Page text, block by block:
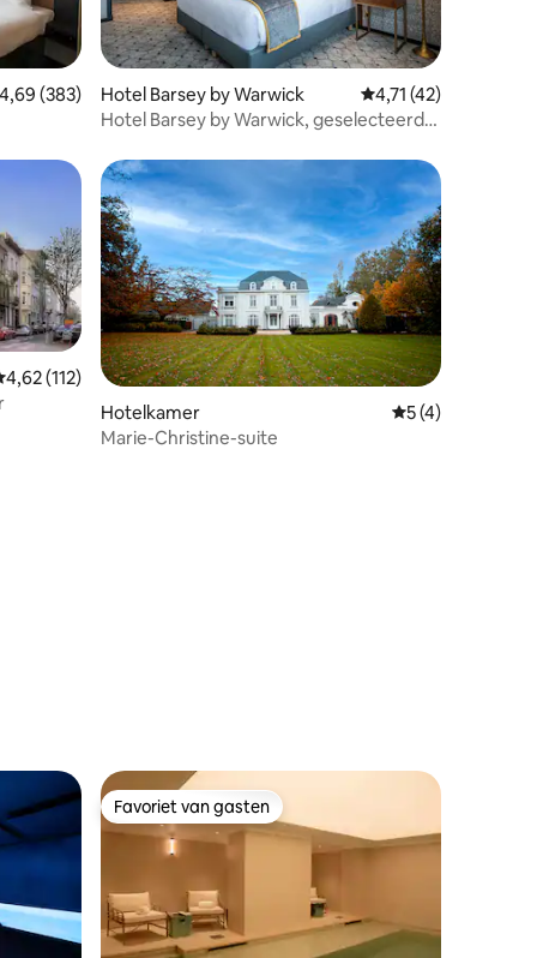
beoordeling van 4,69 uit 5, 383 recensies
4,69 (383)
Hotel Barsey by Warwick Gemiddelde
4,71 (42)
Hotel Barsey by Warwick, geselecteerd
beoordeling van 4,62 uit 5, 112 recensies
4,62 (112)
Hotelkamer Gemiddelde
5 (4)
Marie-Christine-suite
Favoriet van gasten
Favoriet van gasten